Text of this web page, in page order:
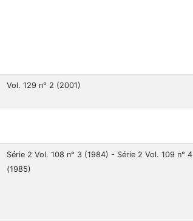
Vol. 129 n° 2 (2001)
Série 2 Vol. 108 n° 3 (1984) - Série 2 Vol. 109 n° 4
(1985)